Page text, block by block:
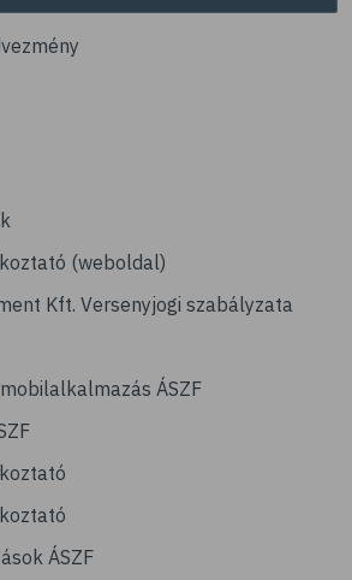
(weboldal)
Kft. Versenyjogi szabályzata
ÁSZF
ÁSZF